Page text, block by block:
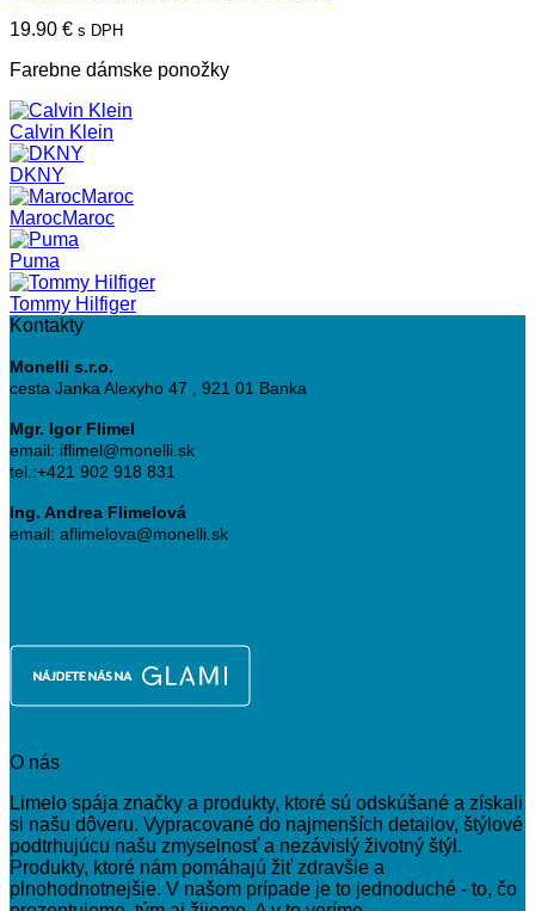
19.90 € s DPH
Farebne dámske ponožky
Calvin Klein
DKNY
MarocMaroc
Puma
Tommy Hilfiger
Kontakty
Monelli s.r.o.
cesta Janka Alexyho 47 , 921 01 Banka
Mgr. Igor Flimel
email: iflimel@monelli.sk
tel.:+421 902 918 831
Ing. Andrea Flimelová
email: aflimelova@monelli.sk
O nás
Limelo spája značky a produkty, ktoré sú odskúšané a získali
si našu dôveru. Vypracované do najmenších detailov, štýlové
podtrhujúcu našu zmyselnosť a nezávislý životný štýl.
Produkty, ktoré nám pomáhajú žiť zdravšie a
plnohodnotnejšie. V našom prípade je to jednoduché - to, čo